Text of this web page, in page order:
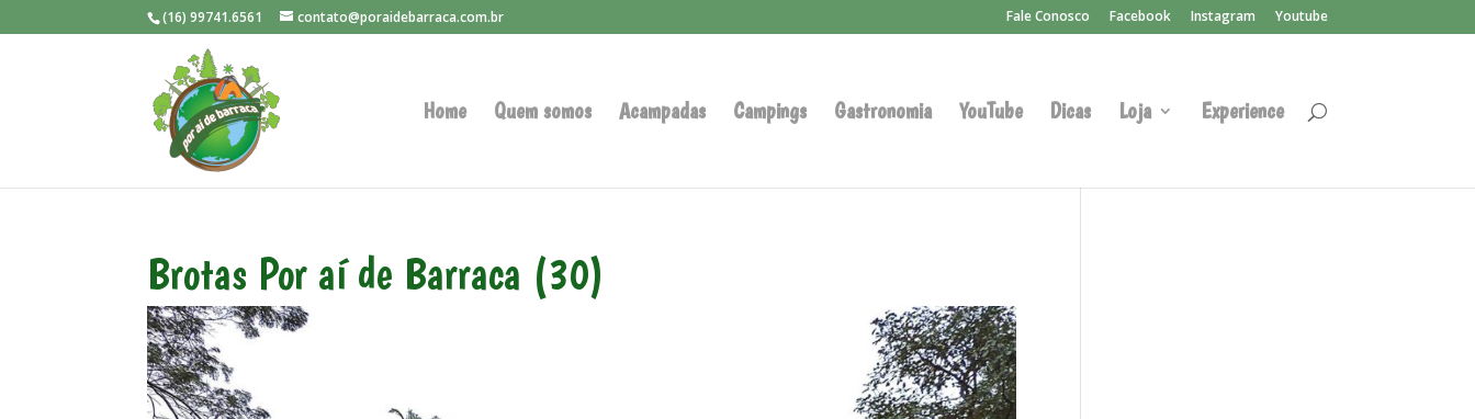
(16) 99741.6561 contato@poraidebarraca.com.br Fale Conosco Facebook Instagram Youtube
Home Quem somos Acampadas Campings Gastronomia YouTube Dicas Loja Experience
Brotas Por aí de Barraca (30)